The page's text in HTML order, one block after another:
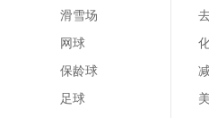
滑雪场
网球
保龄球
足球